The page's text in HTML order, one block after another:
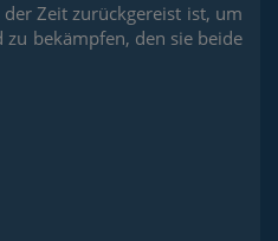
Zeit zurückgereist ist, um
bekämpfen, den sie beide